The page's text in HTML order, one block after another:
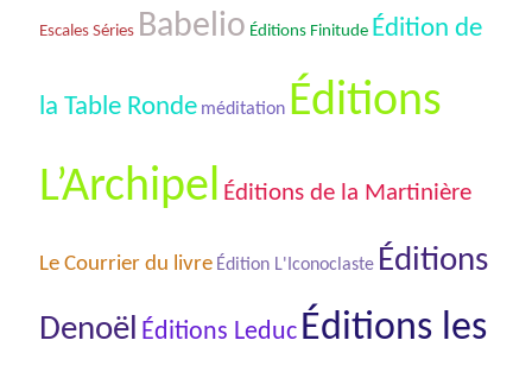
Escales Séries Babelio Éditions Finitude Édition de
la Table Ronde méditation Éditions
L’Archipel Éditions de la Martinière
Le Courrier du livre Édition L'Iconoclaste Éditions
Denoël Éditions Leduc Éditions les